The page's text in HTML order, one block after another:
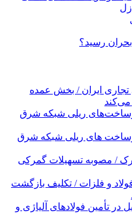
رسید؟
تجاری ایران / بخش عمده
ریلی شبکه شرق
های ریلی شبکه شرق
/ مصوبه تسهیلات گمرکی
و فلزات / تکلیف بازگشت
تأمین فولادهای آلیاژی و